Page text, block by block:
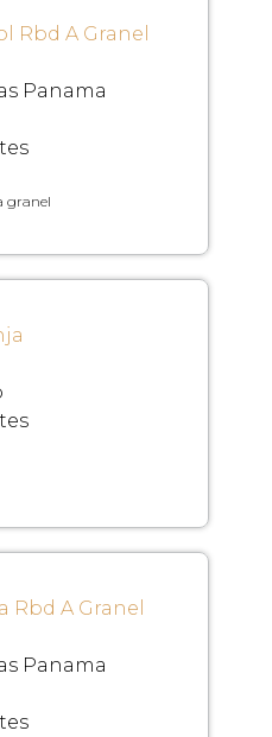
Rbd A Granel
Panama
granel
Rbd A Granel
Panama